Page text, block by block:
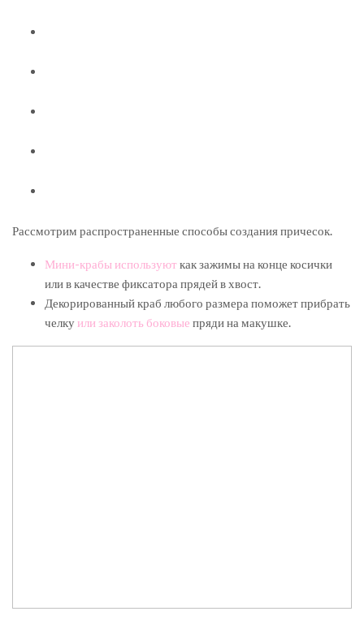
Рассмотрим распространенные способы создания причесок.
Мини-крабы используюткак зажимы на конце косички
или в качестве фиксатора прядей в хвост.
Декорированный краб любого размера поможет прибрать
челкуили заколоть боковые пряди на макушке.